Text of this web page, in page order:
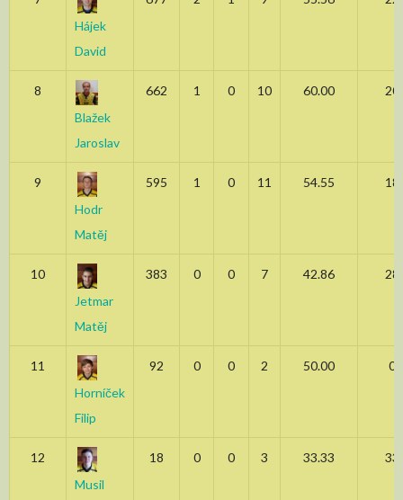
Hájek
David
8
Blažek
Jaroslav
662 1 0 10 60.00
9
Hodr
Matěj
595 1 0 11 54.55
10
Jetmar
Matěj
383 0 0 7 42.86
11
Horníček
Filip
92 0 0 2 50.00
12
Musil
18 0 0 3 33.33